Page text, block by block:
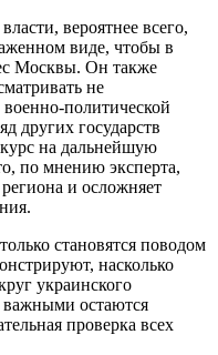
вероятнее всего,
виде, чтобы в
Москвы. Он также
не
политической
других государств
на дальнейшую
по мнению эксперта,
и осложняет
становятся поводом
насколько
украинского
остаются
проверка всех